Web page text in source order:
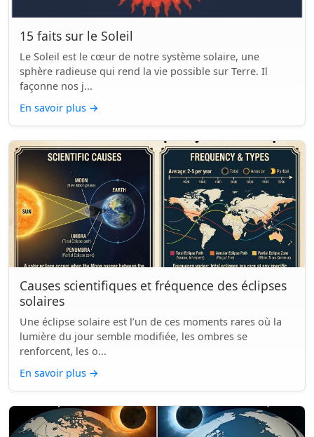
15 faits sur le Soleil
Le Soleil est le cœur de notre système solaire, une
sphère radieuse qui rend la vie possible sur Terre. Il
façonne nos j...
En savoir plus →
Causes scientifiques et fréquence des éclipses
solaires
Une éclipse solaire est l’un de ces moments rares où la
lumière du jour semble modifiée, les ombres se
renforcent, les o...
En savoir plus →